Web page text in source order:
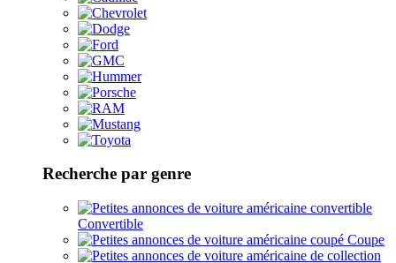
Recherche par genre
Convertible
Coupe